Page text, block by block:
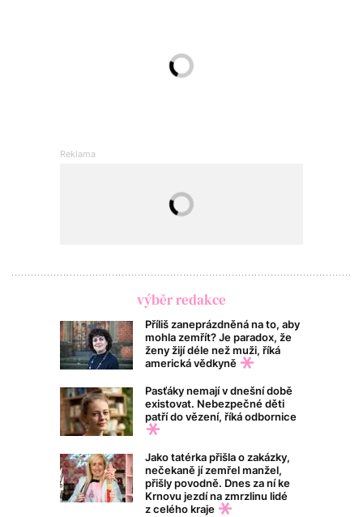
výběr redakce
Příliš zaneprázdněná na to, aby
mohla zemřít? Je paradox, že
ženy žijí déle než muži, říká
americká vědkyně
Pasťáky nemají v dnešní době
existovat. Nebezpečné děti
patří do vězení, říká odbornice
Jako tatérka přišla o zakázky,
nečekaně jí zemřel manžel,
přišly povodně. Dnes za ní ke
Krnovu jezdí na zmrzlinu lidé
z celého kraje